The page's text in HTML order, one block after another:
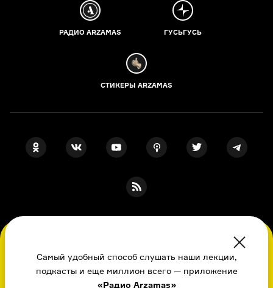
Во время посещения сайта вы соглашаетесь
с использованием нами файлов
cookie,пользовательским соглашением, политикой
Самый удобный способ слушать наши лекции,
подкасты и еще миллион всего — приложение
«Радио Arzamas»
РАДИО ARZAMAS ГУСЬГУСЬ
СТИКЕРЫ ARZAMAS
Я даю свое согласие на обработку
персональных данных